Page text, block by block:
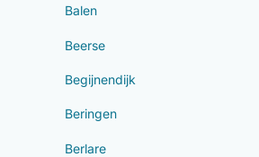
Balen
Beerse
Begijnendijk
Beringen
Berlare